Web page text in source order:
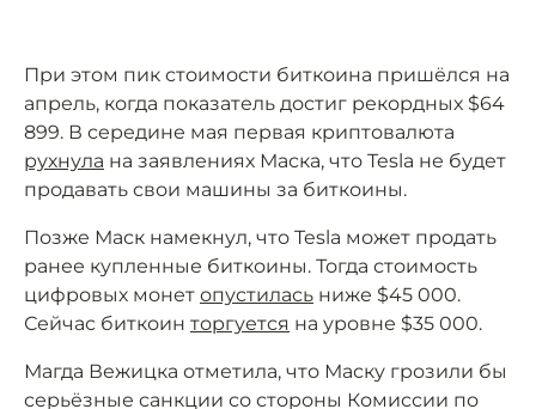
При этом пик стоимости биткоина пришёлся на
апрель, когда показатель достиг рекордных $64
899. В середине мая первая криптовалюта
рухнула на заявлениях Маска, что Tesla не будет
продавать свои машины за биткоины.
Позже Маск намекнул, что Tesla может продать
ранее купленные биткоины. Тогда стоимость
цифровых монет опустилась ниже $45 000.
Сейчас биткоин торгуется на уровне $35 000.
Магда Вежицка отметила, что Маску грозили бы
серьёзные санкции со стороны Комиссии по